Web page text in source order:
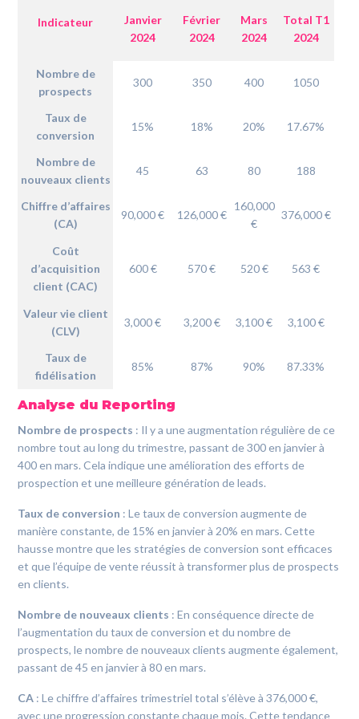
Indicateur
Janvier
2024
Février
2024
Mars
2024
Total T1
2024
Nombre de
prospects
300 350 400 1050
Taux de
conversion
15% 18% 20% 17.67%
Nombre de
nouveaux clients
45 63 80 188
Chiffre d’affaires
(CA)
90,000 € 126,000 €
160,000
€
376,000 €
Coût
d’acquisition
client (CAC)
600 € 570 € 520 € 563 €
Valeur vie client
(CLV)
3,000 € 3,200 € 3,100 € 3,100 €
Taux de
fidélisation
85% 87% 90% 87.33%
Analyse du Reporting
Nombre de prospects : Il y a une augmentation régulière de ce
nombre tout au long du trimestre, passant de 300 en janvier à
400 en mars. Cela indique une amélioration des efforts de
prospection et une meilleure génération de leads.
Taux de conversion : Le taux de conversion augmente de
manière constante, de 15% en janvier à 20% en mars. Cette
hausse montre que les stratégies de conversion sont efficaces
et que l’équipe de vente réussit à transformer plus de prospects
en clients.
Nombre de nouveaux clients : En conséquence directe de
l’augmentation du taux de conversion et du nombre de
prospects, le nombre de nouveaux clients augmente également,
passant de 45 en janvier à 80 en mars.
CA : Le chiffre d’affaires trimestriel total s’élève à 376,000 €,
avec une progression constante chaque mois. Cette tendance